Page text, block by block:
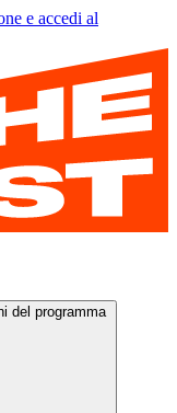
e accedi al
del programma